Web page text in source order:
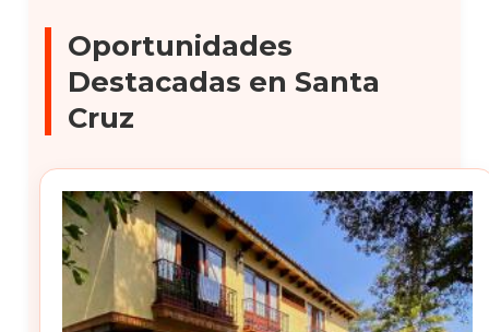
Oportunidades
Destacadas en Santa
Cruz